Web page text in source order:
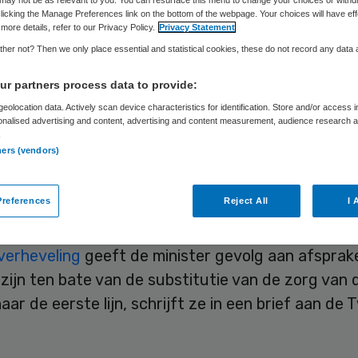
Skipr Redactie 19 oktober 2015,07:00 41 keer gelezen
Schippers (VWS) haalt in 2016 24,9 miljoen
specialistische zorg en hevelt daarvan 10,9
brancheorganisaties uit de eerste lijn vinden dat
gaat.
geeft de minister gevolg aan
ten bate van de substitutie van de zorg van
de eerste lijn, schrijft ze in een brief aan de
the Manage Preferences link on the bottom of the webpage. Your choices will have
details, refer to our Privacy Policy. Privacy Statement
not? Then we only place essential and statistical cookies, these do not record any data
partners process data to provide:
data. Actively scan device characteristics for identification. Store and/or access
advertising and content, advertising and content measurement, audience research
(vendors)
Reject All I